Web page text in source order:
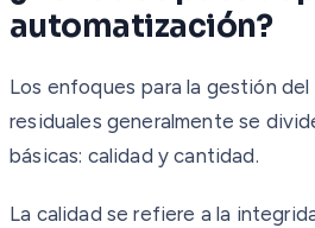
automatización?
Los enfoques para la gestión del
residuales generalmente se
básicas: calidad y cantidad.
La calidad se refiere a la